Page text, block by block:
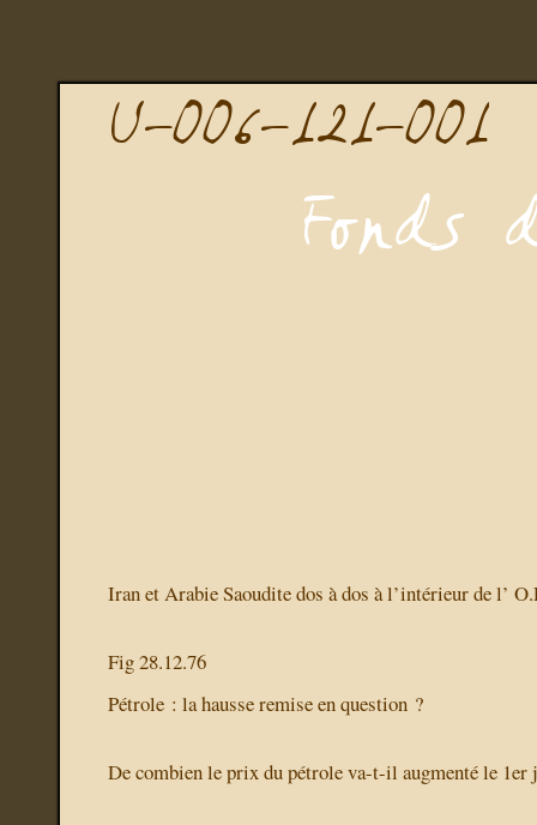
Iran et Arabie Saoudite dos à dos à l’intérieur de l’
Fig 28.12.76
Pétrole : la hausse remise en question ?
De combien le prix du pétrole va-t-il augmenté le 1er